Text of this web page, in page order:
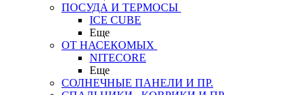
ПОСУДА И ТЕРМОСЫ
ICE CUBE
Еще
ОТ НАСЕКОМЫХ
NITECORE
Еще
СОЛНЕЧНЫЕ ПАНЕЛИ И ПР.